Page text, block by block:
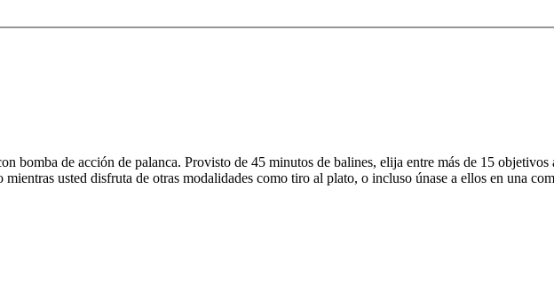
bomba de acción de palanca. Provisto de 45 minutos de balines, elija entre más de 15 objetivos
usted disfruta de otras modalidades como tiro al plato, o incluso únase a ellos en una